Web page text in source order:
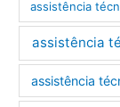
assistência
assistência
assistência